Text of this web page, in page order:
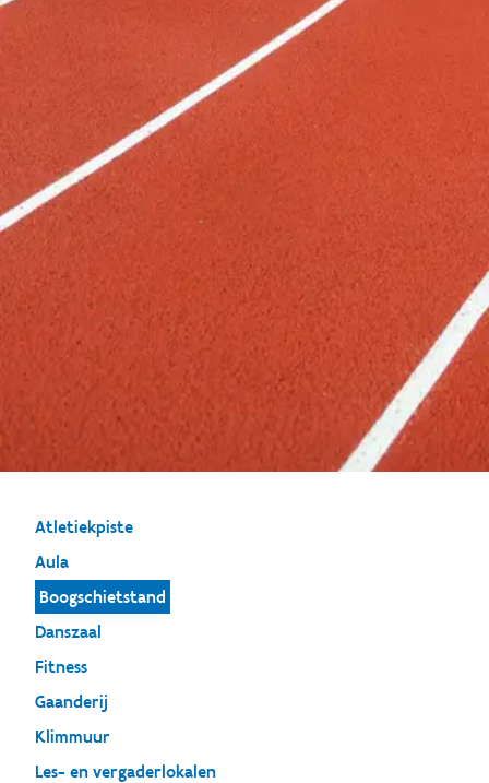
Atletiekpiste
Aula
Boogschietstand
Danszaal
Fitness
Gaanderij
Klimmuur
Les- en vergaderlokalen